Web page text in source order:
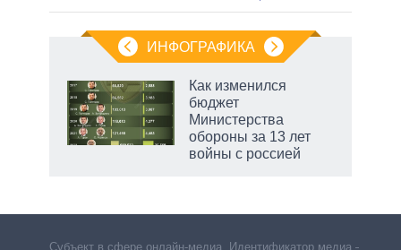
ИНФОГРАФИКА
Как изменился
бюджет
Министерства
обороны за 13 лет
войны с россией
Субъект в сфере онлайн-медиа. Идентификатор медиа –